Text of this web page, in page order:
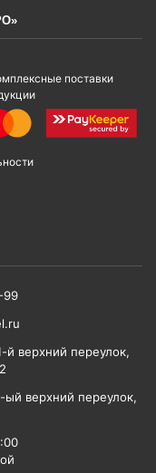
поставки
99
й верхний переулок,
ый верхний переулок,